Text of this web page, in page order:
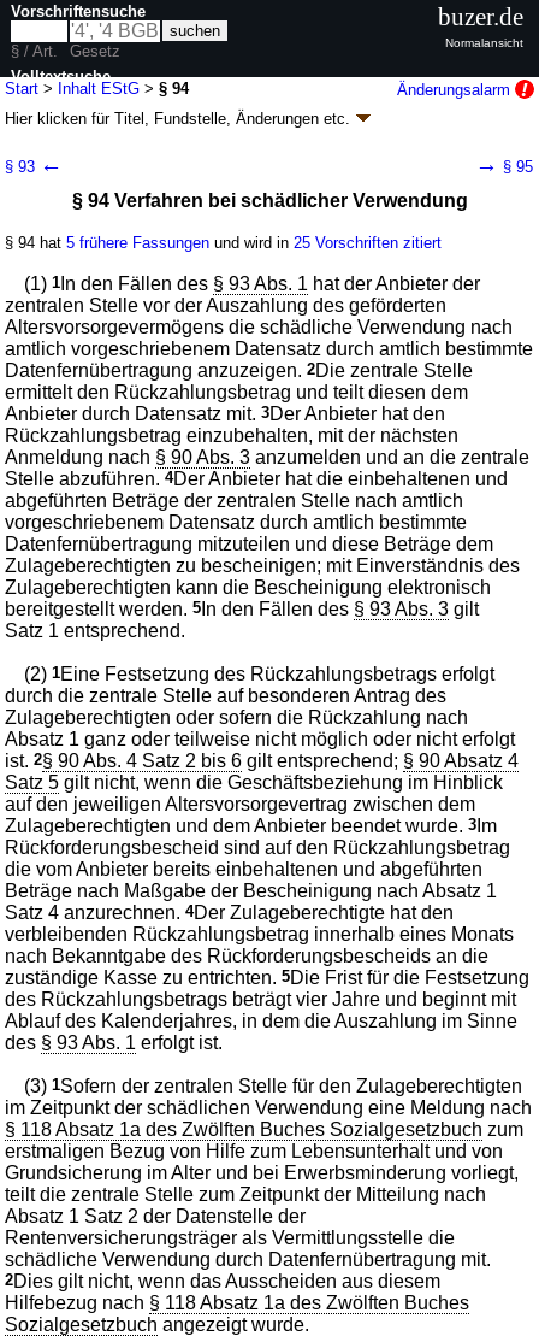
Start > Inhalt EStG >§ 94
Änderungsalarm
Hier klicken fürTitel, Fundstelle, Änderungen etc.
Artikel 7G. v. 29.06.2026BGBl. 2026 I Nr. 197
Vermögensabgaben
XI. Altersvorsorgezulage
§ 93 ← → § 95
§ 94 Verfahren bei schädlicher Verwendung
§ 94 hat5 frühere Fassungen und wird in 25 Vorschriften zitiert
(1)1 In den Fällen des § 93 Abs. 1 hat der Anbieter der
zentralen Stelle vor der Auszahlung des geförderten
Altersvorsorgevermögens die schädliche Verwendung nach
amtlich vorgeschriebenem Datensatz durch amtlich bestimmte
Datenfernübertragung anzuzeigen.2Die zentrale Stelle
ermittelt den Rückzahlungsbetrag und teilt diesen dem
Anbieter durch Datensatz mit.3Der Anbieter hat den
Rückzahlungsbetrag einzubehalten, mit der nächsten
Anmeldung nach § 90 Abs. 3 anzumelden und an die zentrale
Stelle abzuführen.4Der Anbieter hat die einbehaltenen und
abgeführten Beträge der zentralen Stelle nach amtlich
vorgeschriebenem Datensatz durch amtlich bestimmte
Datenfernübertragung mitzuteilen und diese Beträge dem
Zulageberechtigten zu bescheinigen; mit Einverständnis des
Zulageberechtigten kann die Bescheinigung elektronisch
bereitgestellt werden.5 In den Fällen des § 93 Abs. 3 gilt
Satz 1 entsprechend.
(2)1Eine Festsetzung des Rückzahlungsbetrags erfolgt
durch die zentrale Stelle auf besonderen Antrag des
Zulageberechtigten oder sofern die Rückzahlung nach
Absatz 1 ganz oder teilweise nicht möglich oder nicht erfolgt
ist.2§ 90 Abs. 4 Satz 2 bis 6 gilt entsprechend; § 90 Absatz 4
Satz 5 gilt nicht, wenn die Geschäftsbeziehung im Hinblick
auf den jeweiligen Altersvorsorgevertrag zwischen dem
Zulageberechtigten und dem Anbieter beendet wurde.3 Im
Rückforderungsbescheid sind auf den Rückzahlungsbetrag
die vom Anbieter bereits einbehaltenen und abgeführten
Beträge nach Maßgabe der Bescheinigung nach Absatz 1
Satz 4 anzurechnen.4Der Zulageberechtigte hat den
verbleibenden Rückzahlungsbetrag innerhalb eines Monats
nach Bekanntgabe des Rückforderungsbescheids an die
zuständige Kasse zu entrichten.5Die Frist für die Festsetzung
des Rückzahlungsbetrags beträgt vier Jahre und beginnt mit
Ablauf des Kalenderjahres, in dem die Auszahlung im Sinne
des § 93 Abs. 1 erfolgt ist.
(3)1Sofern der zentralen Stelle für den Zulageberechtigten
im Zeitpunkt der schädlichen Verwendung eine Meldung nach
§ 118 Absatz 1a des Zwölften Buches Sozialgesetzbuch zum
erstmaligen Bezug von Hilfe zum Lebensunterhalt und von
Grundsicherung im Alter und bei Erwerbsminderung vorliegt,
teilt die zentrale Stelle zum Zeitpunkt der Mitteilung nach
Absatz 1 Satz 2 der Datenstelle der
Rentenversicherungsträger als Vermittlungsstelle die
schädliche Verwendung durch Datenfernübertragung mit.
2Dies gilt nicht, wenn das Ausscheiden aus diesem
Hilfebezug nach § 118 Absatz 1a des Zwölften Buches
Sozialgesetzbuch angezeigt wurde.
Vorschriftensuche
§ / Art.
Gesetz
Volltextsuche
nur in EStG
buzer.de
Normalansicht